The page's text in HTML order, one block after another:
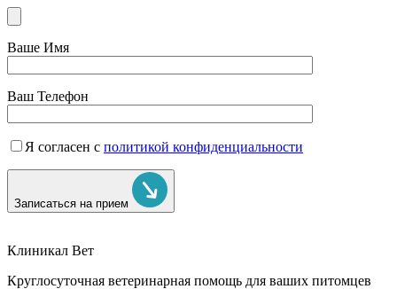
Ваше Имя
Ваш Телефон
Я согласен с политикой конфиденциальности
Записаться на прием
Клиникал Вет
Круглосуточная ветеринарная помощь для ваших питомцев